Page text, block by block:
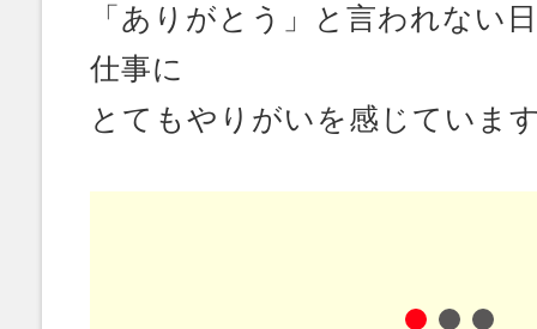
「ありがとう」と言われない
仕事に
とてもやりがいを感じていま